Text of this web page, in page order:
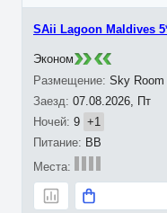
07.08.2026, Пт
9 +1
SAii Lagoon Maldives
Sky
BB
Эконом